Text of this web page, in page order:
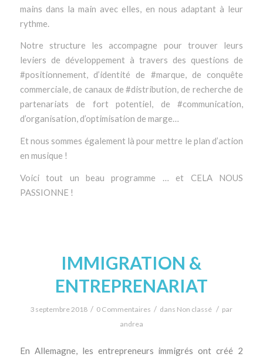
mains dans la main avec elles, en nous adaptant à leur
rythme.
Notre structure les accompagne pour trouver leurs
leviers de développement à travers des questions de
#positionnement, d’identité de #marque, de conquête
commerciale, de canaux de #distribution, de recherche de
partenariats de fort potentiel, de #communication,
d’organisation, d’optimisation de marge…
Et nous sommes également là pour mettre le plan d’action
en musique !
Voici tout un beau programme … et CELA NOUS
PASSIONNE !
IMMIGRATION &
ENTREPRENARIAT
3 septembre 2018 / 0 Commentaires / dans Non classé / par
andrea
En Allemagne, les entrepreneurs immigrés ont créé 2